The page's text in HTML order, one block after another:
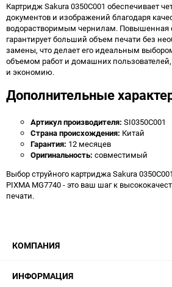
Картридж Sakura 0350C001 обеспечивает
документов и изображений благодаря
водорастворимым чернилам. Повышенная
гарантирует больший объем печати без
замены, что делает его идеальным
объемом работ и домашних
и экономию.
Дополнительные
Артикул производителя: SI0350C001
Страна происхождения: Китай
Гарантия: 12 месяцев
Оригинальность: совместимый
Выбор струйного картриджа Sakura
PIXMA MG7740 - это ваш шаг к
печати.
КОМПАНИЯ
ИНФОРМАЦИЯ